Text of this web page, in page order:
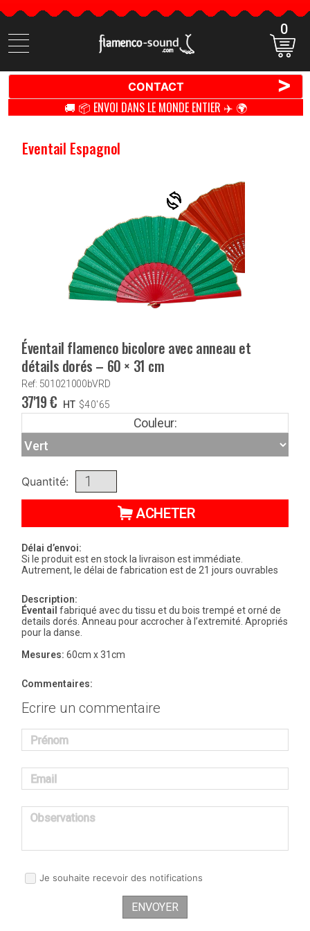
Cherchez
des
0
CONTACT >
🚚 📦 ENVOI DANS LE MONDE ENTIER ✈️ 🌍
Eventail Espagnol
Éventail flamenco bicolore avec anneau et
détails dorés – 60 × 31 cm
Ref: 501021000bVRD
37'19€ HT $40'65
Couleur:
Quantité:
ACHETER
Délai d’envoi:
Si le produit est en stock la livraison est immédiate.
Autrement, le délai de fabrication est de 21 jours ouvrables
Description:
Éventail fabriqué avec du tissu et du bois trempé et orné de
details dorés. Anneau pour accrocher à l’extremité. Apropriés
pour la danse.
Mesures: 60cm x 31cm
Commentaires:
Ecrire un commentaire
Prénom
Email
Observations
Je souhaite recevoir des notifications
ENVOYER